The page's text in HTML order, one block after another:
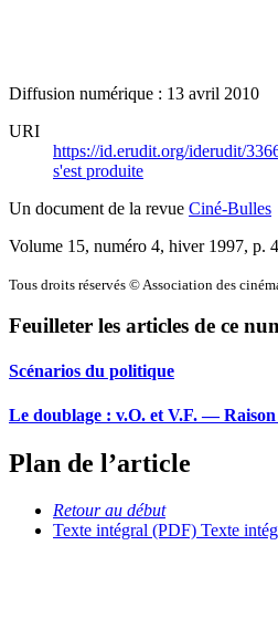
Diffusion numérique : 13 avril 2010
URI
https://id.erudit.org/iderudit/
s'est produite
Un document de la revue Ciné-Bulles
Volume 15, numéro 4, hiver 1997, p.
Tous droits réservés © Association des
Feuilleter les articles de ce
Scénarios du politique
Le doublage : v.O. et V.F. — Raison
Plan de l’article
Retour au début
Texte intégral (PDF) Texte